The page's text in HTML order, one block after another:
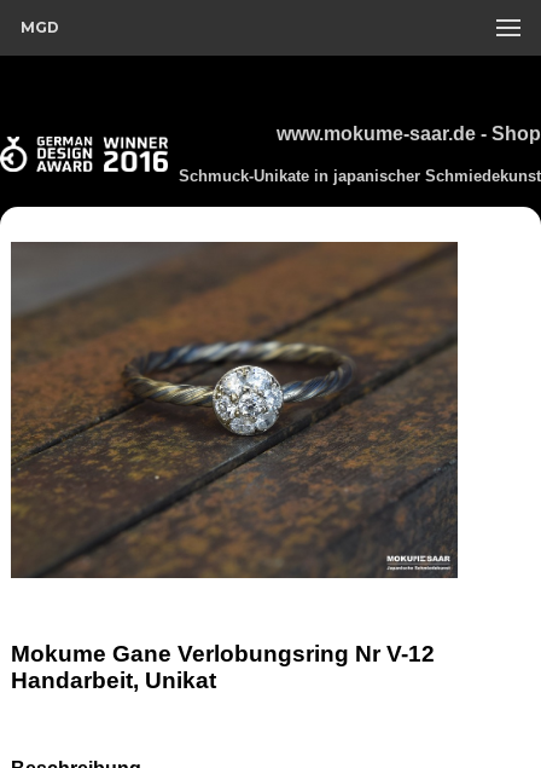
MGD
www.mokume-saar.de - Shop
Schmuck-Unikate in japanischer Schmiedekunst
Mokume Gane Verlobungsring Nr V-12
Handarbeit, Unikat